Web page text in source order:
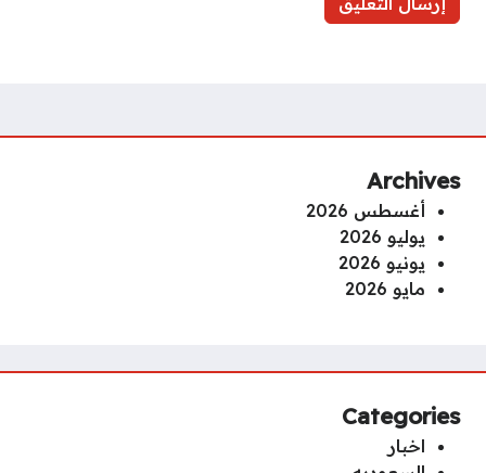
Archives
أغسطس 2026
يوليو 2026
يونيو 2026
مايو 2026
Categories
اخبار